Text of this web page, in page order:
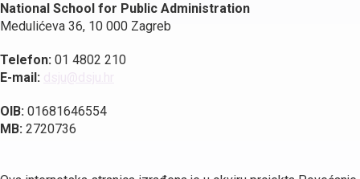
National School for Public Administration
Medulićeva 36, 10 000 Zagreb
Telefon: 01 4802 210
E-mail:
OIB: 01681646554
MB: 2720736